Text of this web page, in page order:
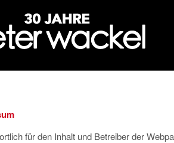
für den Inhalt und Betreiber der